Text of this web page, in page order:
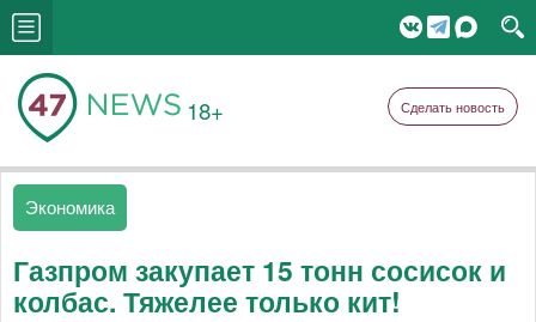
18+ Сделать новость
Экономика
Газпром закупает 15 тонн сосисок и
колбас. Тяжелее только кит!